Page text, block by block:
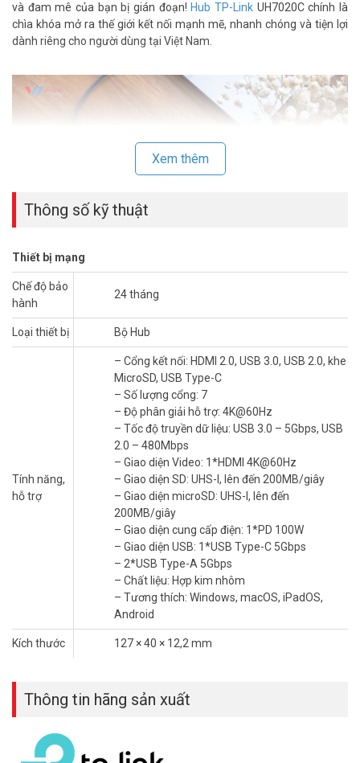
và đam mê của bạn bị gián đoạn! Hub TP-Link UH7020C chính là
chìa khóa mở ra thế giới kết nối mạnh mẽ, nhanh chóng và tiện lợi
dành riêng cho người dùng tại Việt Nam.
TP-Link UH7020C – Người Bạn Đồng Hành
Hoàn Hảo Cho Mọi Đối Tượng
Dù bạn là người dùng laptop, máy tính bảng thông thường, nhiếp
ảnh gia đam mê sáng tạo, hay chuyên gia công nghệ và game thủ
khó tính, TP-Link UH7020C đều đáp ứng mọi mong đợi. Chỉ với một
cổng USB-C, thiết bị này mang đến 7 cổng đa năng, giúp bạn làm
việc hiệu quả hơn, sáng tạo không giới hạn và chơi game mượt mà.
Lợi Ích Vượt Trội Của TP-Link UH7020C
Hãy tưởng tượng bạn có thể kết nối màn hình 4K để chỉnh sửa
video, truyền dữ liệu siêu nhanh qua thẻ SD, hoặc sạc laptop chỉ
trong tích tắc. Với TP-Link UH7020C, điều đó không còn là mơ ước:
– Mở rộng kết nối tức thì: Từ một cổng USB-C nhỏ bé, bạn sở hữu
ngay HDMI 4K@60Hz, USB-C, USB-A, và khe thẻ SD/microSD.
– Truyền dữ liệu siêu tốc: Tốc độ 5 Gbps giúp nhiếp ảnh gia và nhà
quay phim chuyển file nặng nhanh như chớp.
– Sạc mạnh mẽ 100W: Laptop luôn sẵn sàng cho mọi tác vụ, từ
công việc đến giải trí của game thủ.
– Hình ảnh sắc nét: Xuất video 4K mượt mà, lý tưởng cho các buổi
thuyết trình hoặc xem phim tại nhà.
Xem thêm
Thông số kỹ thuật
Thiết bị mạng
Chế độ bảo
hành
24 tháng
Loại thiết bị Bộ Hub
Tính năng,
hỗ trợ
– Cổng kết nối: HDMI 2.0, USB 3.0, USB 2.0, khe
MicroSD, USB Type-C
– Số lượng cổng: 7
– Độ phân giải hỗ trợ: 4K@60Hz
– Tốc độ truyền dữ liệu: USB 3.0 – 5Gbps, USB
2.0 – 480Mbps
– Giao diện Video: 1*HDMI 4K@60Hz
– Giao diện SD: UHS-I, lên đến 200MB/giây
– Giao diện microSD: UHS-I, lên đến
200MB/giây
– Giao diện cung cấp điện: 1*PD 100W
– Giao diện USB: 1*USB Type-C 5Gbps
– 2*USB Type-A 5Gbps
– Chất liệu: Hợp kim nhôm
– Tương thích: Windows, macOS, iPadOS,
Android
Kích thước 127 × 40 × 12,2 mm
Thông tin hãng sản xuất